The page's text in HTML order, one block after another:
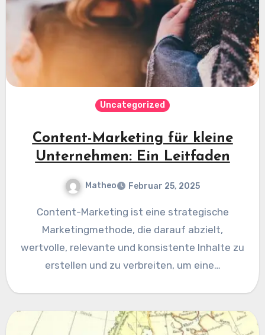
Uncategorized
Content-Marketing für kleine
Unternehmen: Ein Leitfaden
Matheo Februar 25, 2025
Content-Marketing ist eine strategische
Marketingmethode, die darauf abzielt,
wertvolle, relevante und konsistente Inhalte zu
erstellen und zu verbreiten, um eine…